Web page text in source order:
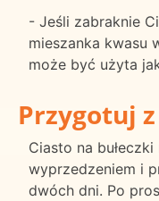
- Jeśli zabraknie
mieszanka kwasu
może być użyta
Przygotuj
Ciasto na
wyprzedzeniem i
dwóch dni. Po